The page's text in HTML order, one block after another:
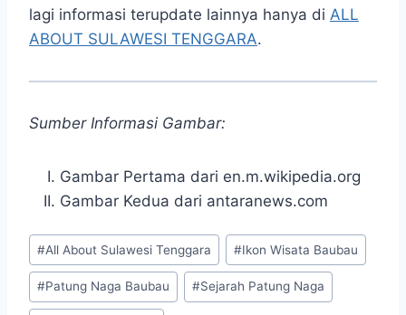
lagi informasi terupdate lainnya hanya di ALL
ABOUT SULAWESI TENGGARA.
Sumber Informasi Gambar:
Gambar Pertama dari en.m.wikipedia.org
Gambar Kedua dari antaranews.com
Post
Tags:
#All About Sulawesi Tenggara #Ikon Wisata Baubau
#Patung Naga Baubau #Sejarah Patung Naga